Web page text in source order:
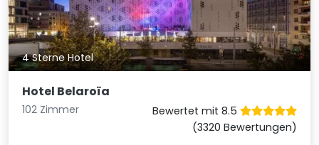
4 Sterne Hotel
Hotel Belaroïa
102 Zimmer
Bewertet mit 8.5
(3320 Bewertungen)